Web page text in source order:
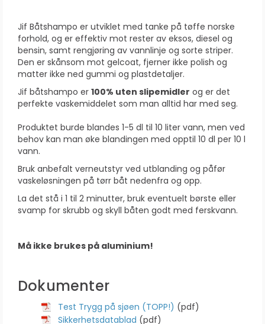
Jif Båtshampo er utviklet med tanke på tøffe norske
forhold, og er effektiv mot rester av eksos, diesel og
bensin, samt rengjøring av vannlinje og sorte striper.
Den er skånsom mot gelcoat, fjerner ikke polish og
matter ikke ned gummi og plastdetaljer.
Jif båtshampo er 100% uten slipemidler og er det
perfekte vaskemiddelet som man alltid har med seg.
Produktet burde blandes 1-5 dl til 10 liter vann, men ved
behov kan man øke blandingen med opptil 10 dl per 10 l
vann.
Bruk anbefalt verneutstyr ved utblanding og påfør
vaskeløsningen på tørr båt nedenfra og opp.
La det stå i 1 til 2 minutter, bruk eventuelt børste eller
svamp for skrubb og skyll båten godt med ferskvann.
Må ikke brukes på aluminium!
Dokumenter
Test Trygg på sjøen (TOPP!) (pdf)
Sikkerhetsdatablad (pdf)